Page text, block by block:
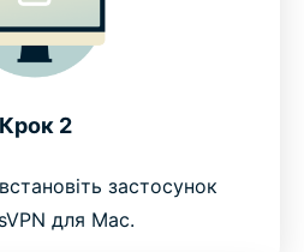
Крок 2
застосунок
для Mac.